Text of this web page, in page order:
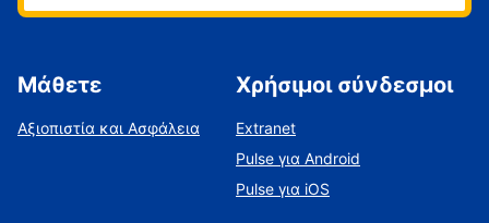
Μάθετε
Αξιοπιστία και Ασφάλεια
Χρήσιμοι σύνδεσμοι
Extranet
Pulse για Android
Pulse για iOS